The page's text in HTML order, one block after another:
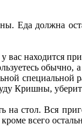
Еда должна
вас находится
специальной
Кришны,
на стол. Вся
всего